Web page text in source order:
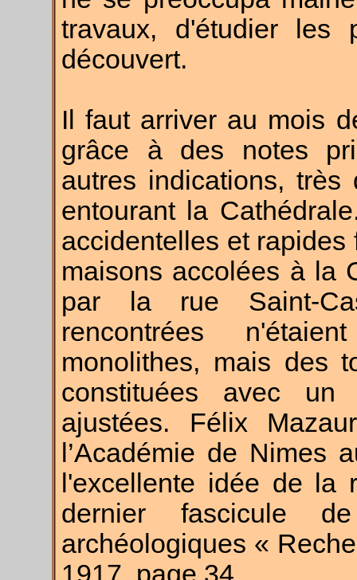
travaux, d'étudier les
découvert.
Il faut arriver au mois
grâce à des notes
autres indications, très
entourant la
accidentelles et
maisons accolées à la
par la rue Saint-
rencontrées
monolithes, mais des
constituées avec
ajustées. Félix
l’Académie de Nimes
l'excellente idée de la
dernier fascicule
archéologiques «
1917, page 34.